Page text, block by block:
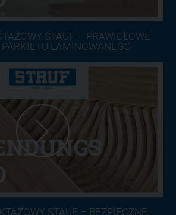
STAUF – PRAWIDŁOWE
LAMINOWANEGO
STAUF – BEZPIECZNE